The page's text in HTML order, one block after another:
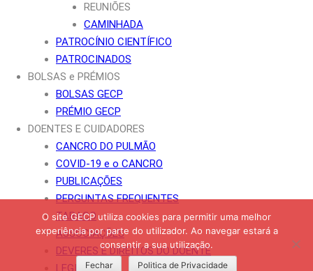
REUNIÕES
CAMINHADA
PATROCÍNIO CIENTÍFICO
PATROCINADOS
BOLSAS e PRÉMIOS
BOLSAS GECP
PRÉMIO GECP
DOENTES E CUIDADORES
CANCRO DO PULMÃO
COVID-19 e o CANCRO
PUBLICAÇÕES
PERGUNTAS FREQUENTES
TABACO
ASSOCIAÇÕES
DEVERES E DIREITOS DO DOENTE
LEGISLAÇÃO
O site GECP utiliza cookies para permitir uma melhor
experiência por parte do utilizador. Ao navegar estará a
consentir a sua utilização.
Fechar Politica de Privacidade